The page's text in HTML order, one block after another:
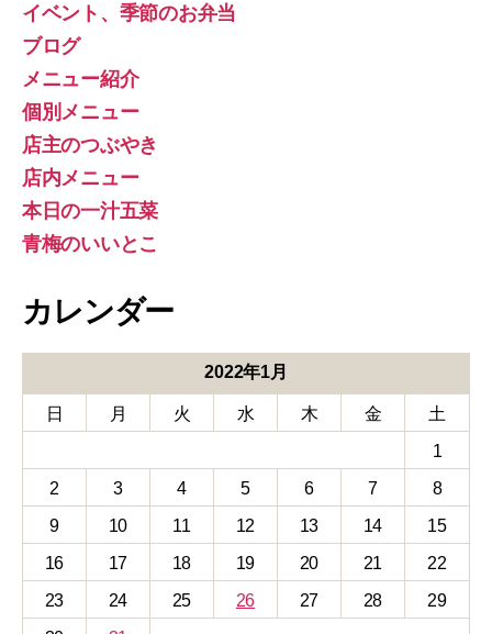
イベント、季節のお弁当
ブログ
メニュー紹介
個別メニュー
店主のつぶやき
店内メニュー
本日の一汁五菜
青梅のいいとこ
カレンダー
2022年1月
日 月 火 水 木 金
土
1
2
3 4 5 6 7
8
9
10 11 12 13 14
15
16
17 18 19 20 21
22
23
24 25 26 27 28
29